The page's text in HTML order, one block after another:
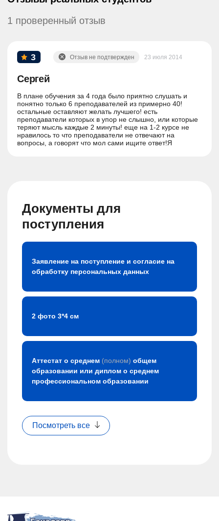
1 проверенный отзыв
3
Сергей
23 июля 2014
Отзыв не подтвержден
В плане обучения за 4 года было приятно слушать и
понятно только 6 преподавателей из примерно 40!
остальные оставляют желать лучшего! есть
преподаватели которых в упор не слышно, или которые
теряют мысль каждые 2 минуты! еще на 1-2 курсе не
нравилось то что преподаватели не отвечают на
вопросы, а говорят что мол сами ищите ответ!Я
Документы для
поступления
Заявление на поступление и согласие на
обработку персональных данных
2 фото 3*4 см
Аттестат о среднем (полном) общем
образовании или диплом о среднем
профессиональном образовании
Посмотреть все